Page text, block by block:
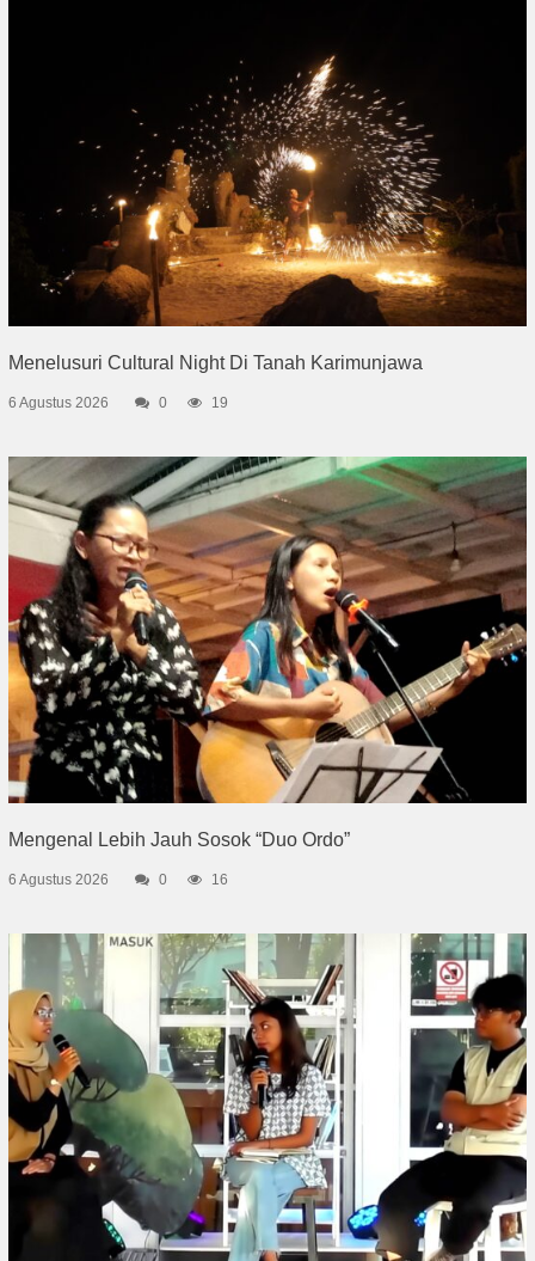
Menelusuri Cultural Night Di Tanah Karimunjawa
6 Agustus 2026 0 19
Mengenal Lebih Jauh Sosok “Duo Ordo”
6 Agustus 2026 0 16